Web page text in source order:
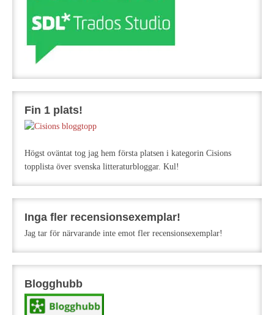
Fin 1 plats!
Högst oväntat tog jag hem första platsen i kategorin Cisions
topplista över svenska litteraturbloggar. Kul!
Inga fler recensionsexemplar!
Jag tar för närvarande inte emot fler recensionsexemplar!
Blogghubb